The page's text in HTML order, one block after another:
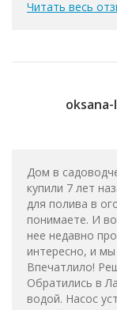
Читать весь
Дом в
купили 7 лет
для полива в
понимаете. И
нее недавно
интересно, и
Впечатлило!
Обратились в
водой. Насос